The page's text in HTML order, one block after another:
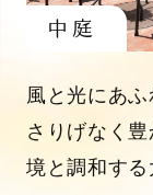
中庭
風と光にあ
さりげなく
境と調和す